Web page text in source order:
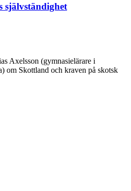
självständighet
Axelsson (gymnasielärare i
om Skottland och kraven på skotsk